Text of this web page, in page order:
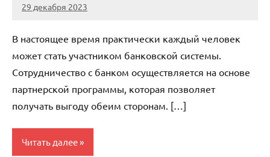
29 декабря 2023
avtogear63_r
Нет
В настоящее время практически каждый человек
может стать участником банковской системы.
Сотрудничество с банком осуществляется на основе
партнерской программы, которая позволяет
получать выгоду обеим сторонам. […]
Читать далее